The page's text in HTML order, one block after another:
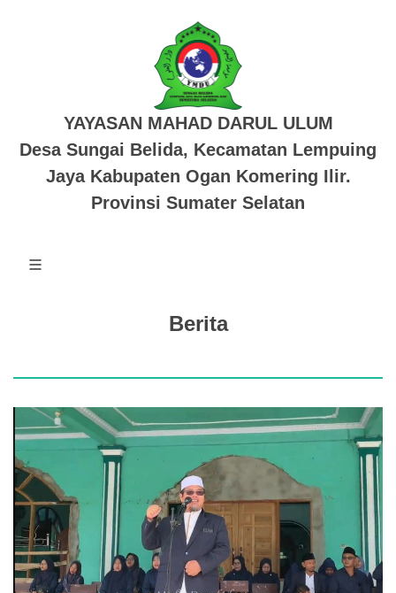
YAYASAN MAHAD DARUL ULUM
Desa Sungai Belida, Kecamatan Lempuing
Jaya Kabupaten Ogan Komering Ilir.
Provinsi Sumater Selatan
Berita